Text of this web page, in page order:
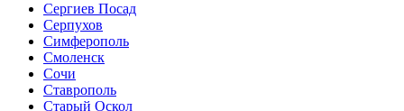
Сергиев Посад
Серпухов
Симферополь
Смоленск
Сочи
Ставрополь
Старый Оскол